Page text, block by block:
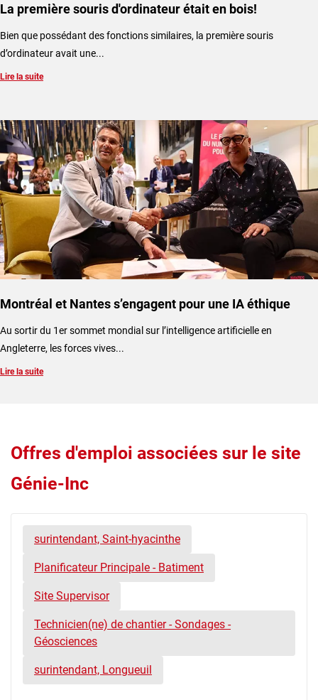
La première souris d'ordinateur était en bois!
Bien que possédant des fonctions similaires, la première souris
d’ordinateur avait une...
Lire la suite
Montréal et Nantes s’engagent pour une IA éthique
​Au sortir du 1er sommet mondial sur l’intelligence artificielle en
Angleterre, les forces vives...
Lire la suite
Offres d'emploi associées sur le site
Génie-Inc
surintendant, Saint-hyacinthe
Planificateur Principale - Batiment
Site Supervisor
Technicien(ne) de chantier - Sondages -
Géosciences
surintendant, Longueuil